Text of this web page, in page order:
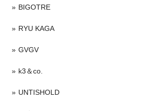
BIGOTRE
RYU KAGA
GVGV
k3＆co.
UNTISHOLD